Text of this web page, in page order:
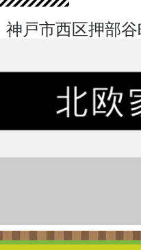
神戸市西区押部